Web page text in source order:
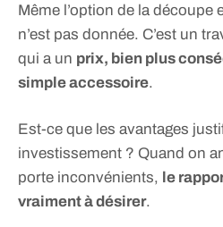
Même l’option de la découpe
n’est pas donnée. C’est un
qui a un prix, bien plus
simple accessoire.
Est-ce que les avantages
investissement ? Quand on
porte inconvénients, le
vraiment à désirer.